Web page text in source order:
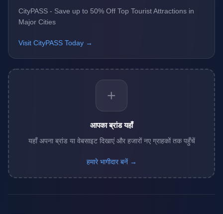
CityPASS - Save up to 50% Off Top Tourist Attractions in
Major Cities
Visit CityPASS Today →
+
आपका ब्रांड यहाँ
यहाँ अपना ब्रांड या वेबसाइट दिखाएं और हजारों नए ग्राहकों तक पहुँचें
हमारे भागीदार बनें →